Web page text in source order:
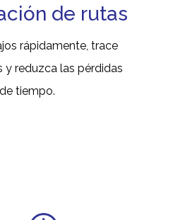
de rutas
rápidamente, trace
y reduzca las pérdidas
de tiempo.